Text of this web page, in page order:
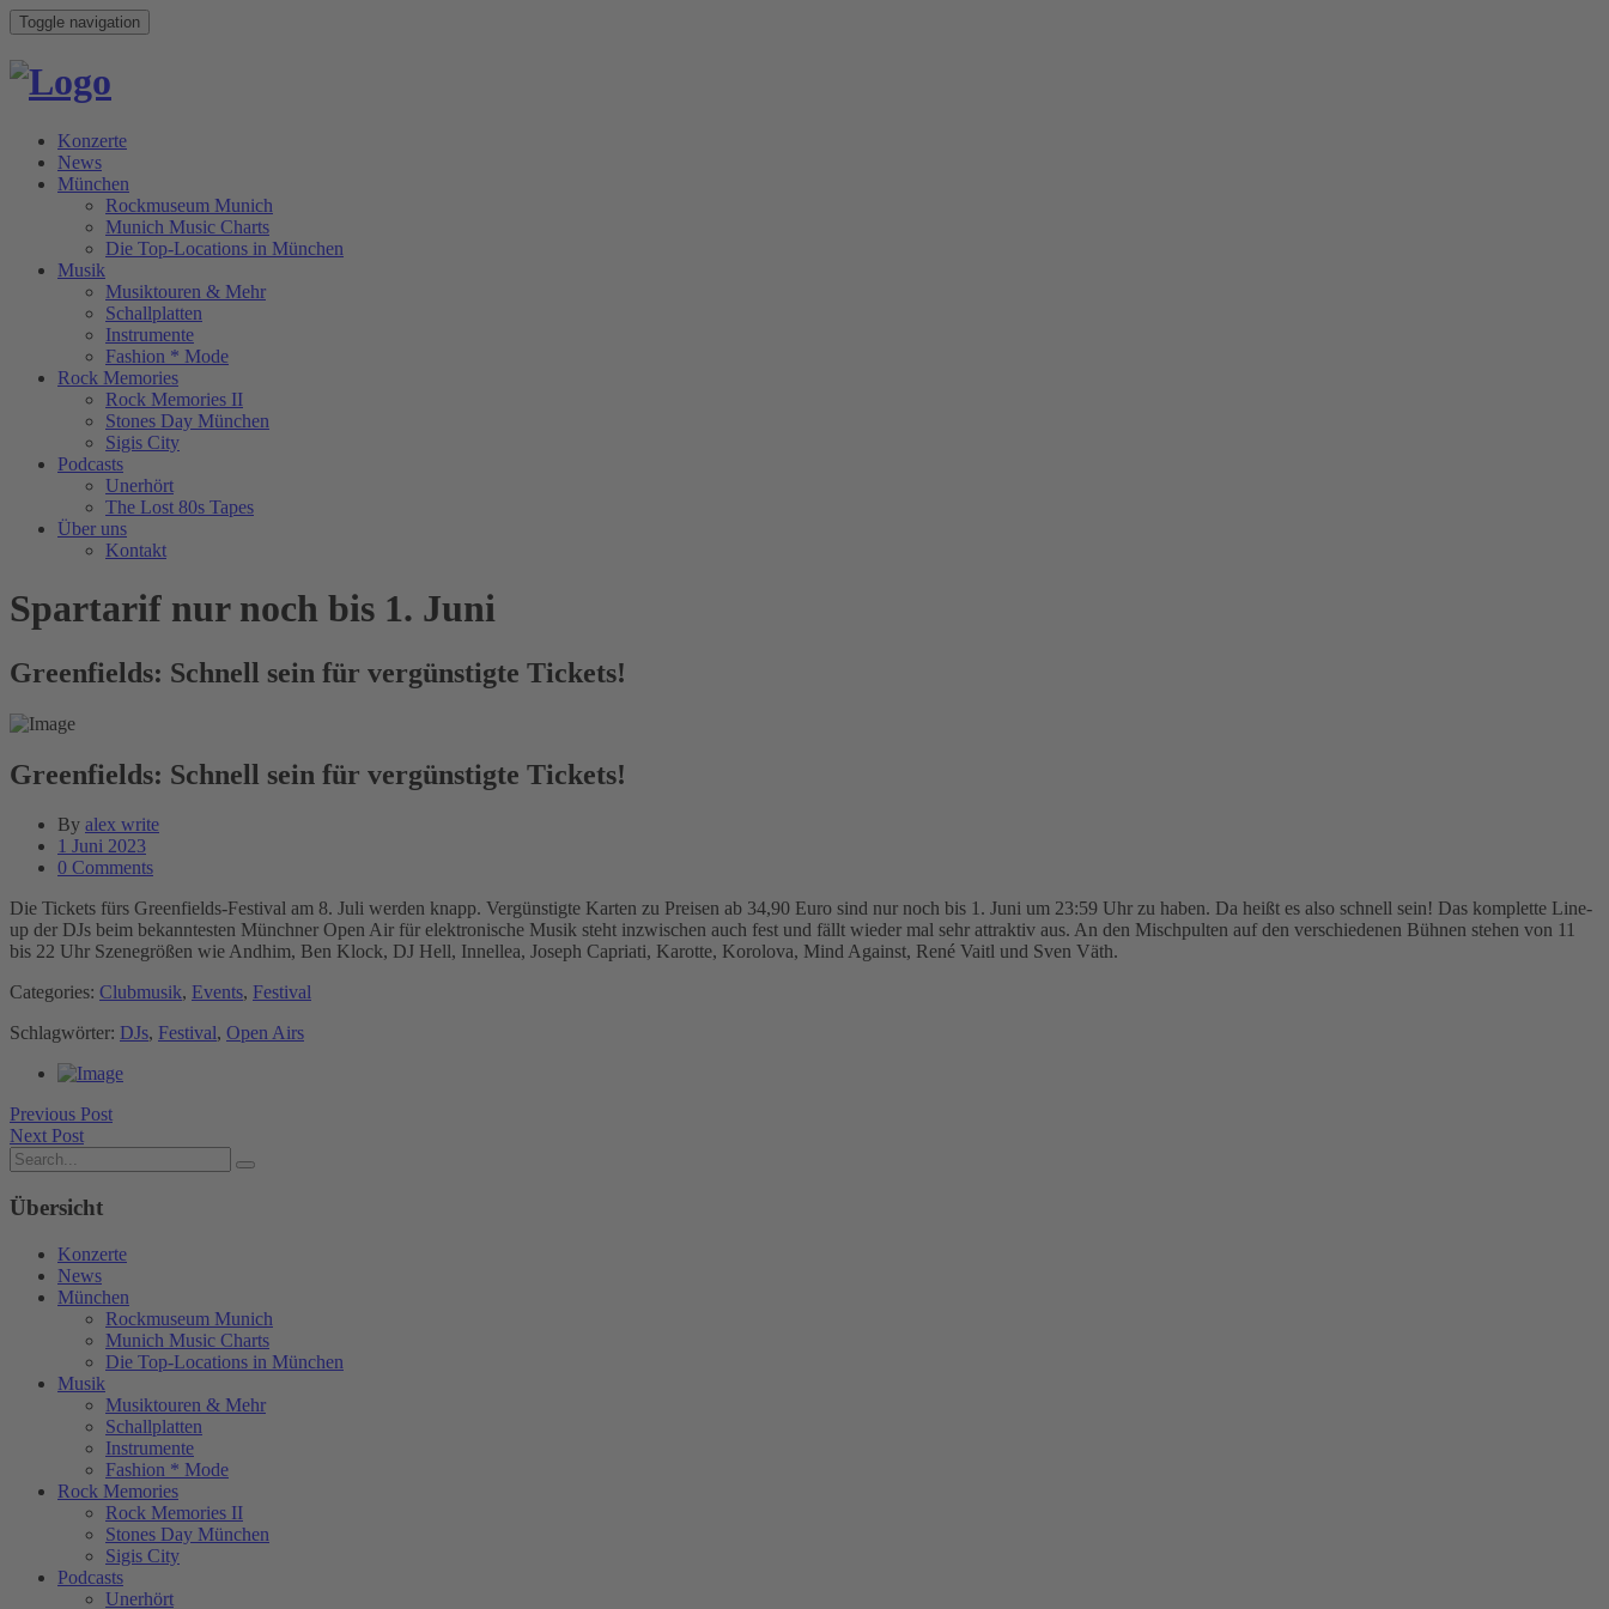
Toggle navigation
Konzerte
News
München
Rockmuseum Munich
Munich Music Charts
Die Top-Locations in München
Musik
Musiktouren & Mehr
Schallplatten
Instrumente
Fashion * Mode
Rock Memories
Rock Memories II
Stones Day München
Sigis City
Podcasts
Unerhört
The Lost 80s Tapes
Über uns
Kontakt
Spartarif nur noch bis 1. Juni
Greenfields: Schnell sein für vergünstigte Tickets!
Greenfields: Schnell sein für vergünstigte Tickets!
By alex write
1 Juni 2023
0 Comments
Die Tickets fürs Greenfields-Festival am 8. Juli werden knapp. Vergünstigte Karten zu Preisen ab 34,90 Euro sind nur noch bis 1. Juni um 23:59 Uhr zu haben. Da heißt es also schnell sein! Das komplette Line-
up der DJs beim bekanntesten Münchner Open Air für elektronische Musik steht inzwischen auch fest und fällt wieder mal sehr attraktiv aus. An den Mischpulten auf den verschiedenen Bühnen stehen von 11
bis 22 Uhr Szenegrößen wie Andhim, Ben Klock, DJ Hell, Innellea, Joseph Capriati, Karotte, Korolova, Mind Against, René Vaitl und Sven Väth.
Categories: Clubmusik, Events, Festival
Schlagwörter: DJs, Festival, Open Airs
Previous Post
Next Post
Übersicht
Konzerte
News
München
Rockmuseum Munich
Munich Music Charts
Die Top-Locations in München
Musik
Musiktouren & Mehr
Schallplatten
Instrumente
Fashion * Mode
Rock Memories
Rock Memories II
Stones Day München
Sigis City
Podcasts
Unerhört